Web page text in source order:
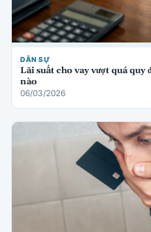
DÂN SỰ
Lãi suất cho vay vượt quá
nào
06/03/2026